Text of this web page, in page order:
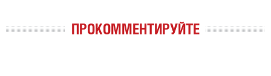
ПРОКОММЕНТИРУЙТЕ